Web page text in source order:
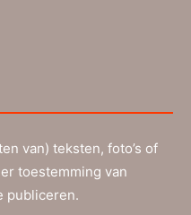
van) teksten, foto’s of
toestemming van
publiceren.